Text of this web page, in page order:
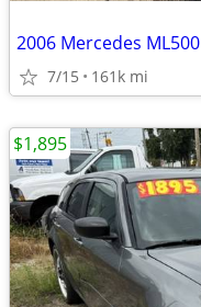
2006 Mercedes ML500
7/15 161k mi
$1,895